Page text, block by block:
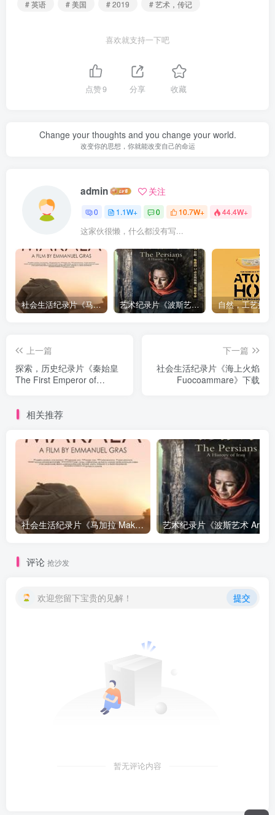
# 英语
# 美国 # 2019 # 艺术，传记
喜欢就支持一下吧
点赞9 分享 收藏
Change your thoughts and you change your world.
改变你的思想，你就能改变自己的命运
admin 关注
0 1.1W+ 0 10.7W+ 44.4W+
这家伙很懒，什么都没有写...
社会生活纪录片《马加拉 Makala》下载 艺术纪录片《波斯艺术 Art of Persia》下载
上一篇
探索，历史纪录片《秦始皇
The First Emperor of
下一篇
社会生活纪录片《海上火焰
Fuocoammare》下载
相关推荐
社会生活纪录片《马加拉 Makala》下载
评论 抢沙发
欢迎您留下宝贵的见解！ 提交
暂无评论内容